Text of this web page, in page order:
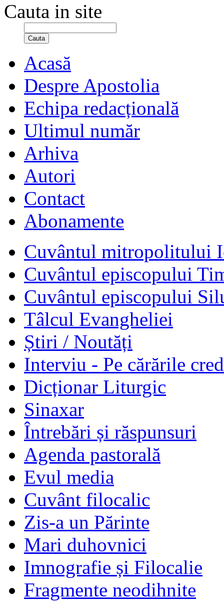
Cauta in site
Cauta
Acasă
Despre Apostolia
Echipa redacțională
Ultimul număr
Arhiva
Autori
Contact
Abonamente
Cuvântul mitropolitului
Cuvântul episcopului
Cuvântul episcopului
Tâlcul Evangheliei
Știri / Noutăți
Interviu - Pe cărările
Dicționar Liturgic
Sinaxar
Întrebări și răspunsuri
Agenda pastorală
Evul media
Cuvânt filocalic
Zis-a un Părinte
Mari duhovnici
Imnografie și Filocalie
Fragmente neodihnite